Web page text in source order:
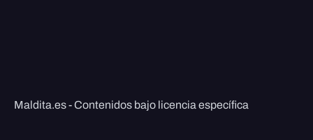
Maldita.es - Contenidos bajo licencia específica